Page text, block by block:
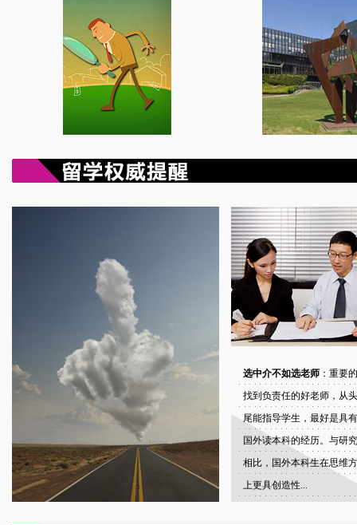
选中介不如选老师 ：重要
找到负责任的好老师，从
尾能指导学生，最好是具
国外读本科的经历。与研
相比，国外本科生在思维
上更具创造性...